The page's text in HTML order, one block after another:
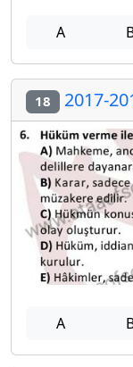
A
18 2017-
A